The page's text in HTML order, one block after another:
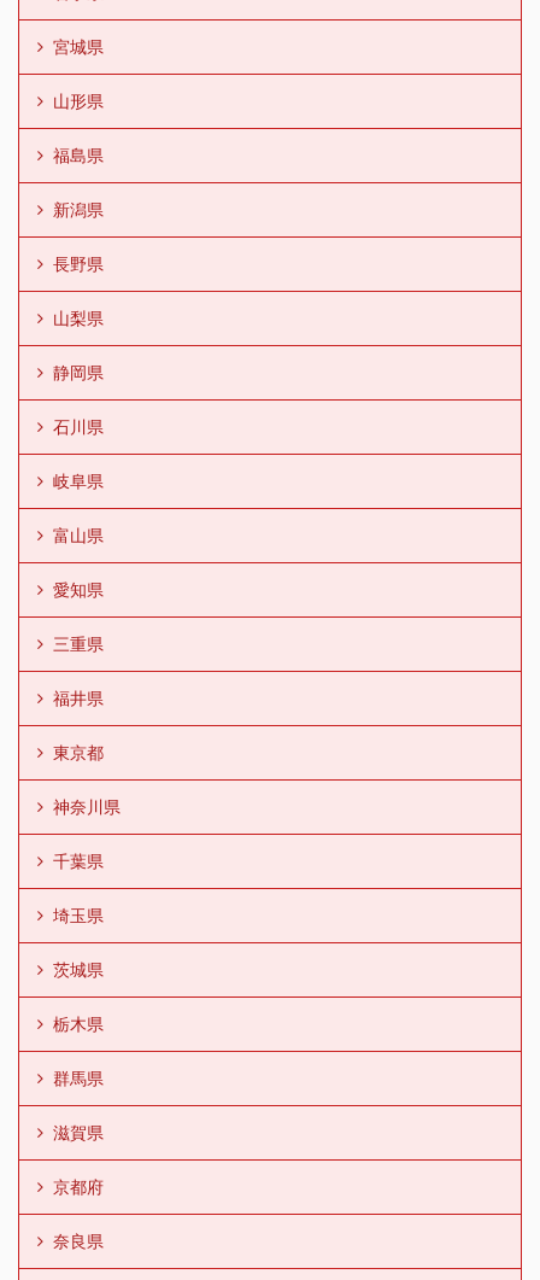
宮城県
山形県
福島県
新潟県
長野県
山梨県
静岡県
石川県
岐阜県
富山県
愛知県
三重県
福井県
東京都
神奈川県
千葉県
埼玉県
茨城県
栃木県
群馬県
滋賀県
京都府
奈良県